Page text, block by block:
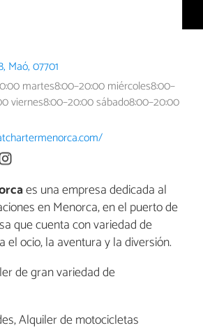
Maó, 07701
martes8:00–20:00 miércoles8:00–
viernes8:00–20:00 sábado8:00–20:00
es una empresa dedicada al
en Menorca, en el puerto de
que cuenta con variedad de
el ocio, la aventura y la diversión.
de gran variedad de
Alquiler de motocicletas